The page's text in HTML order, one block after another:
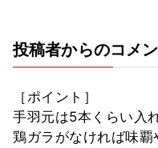
投稿者からのコメ
［ポイント］
手羽元は5本くらい入
鶏ガラがなければ味覇